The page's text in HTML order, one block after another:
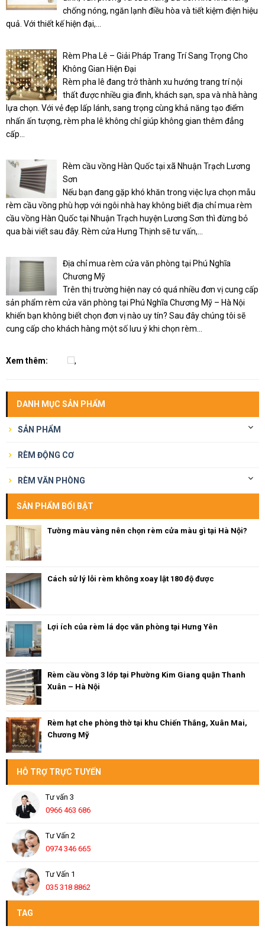
chống nóng, ngăn lạnh điều hòa và tiết kiệm điện hiệu
quả. Với thiết kế hiện đại,...
Rèm Pha Lê – Giải Pháp Trang Trí Sang Trọng Cho
Không Gian Hiện Đại
Rèm pha lê đang trở thành xu hướng trang trí nội
thất được nhiều gia đình, khách sạn, spa và nhà hàng
lựa chọn. Với vẻ đẹp lấp lánh, sang trọng cùng khả năng tạo điểm
nhấn ấn tượng, rèm pha lê không chỉ giúp không gian thêm đẳng
cấp...
Rèm cầu vồng Hàn Quốc tại xã Nhuận Trạch Lương
Sơn
Nếu bạn đang gặp khó khăn trong việc lựa chọn mẫu
rèm cầu vồng phù hợp với ngôi nhà hay không biết địa chỉ mua rèm
cầu vồng Hàn Quốc tại Nhuận Trạch huyện Lương Sơn thì đừng bỏ
qua bài viết sau đây. Rèm cửa Hưng Thịnh sẽ tư vấn,...
Địa chỉ mua rèm cửa văn phòng tại Phú Nghĩa
Chương Mỹ
Trên thị trường hiện nay có quá nhiều đơn vị cung cấp
sản phẩm rèm cửa văn phòng tại Phú Nghĩa Chương Mỹ – Hà Nội
khiến bạn không biết chọn đơn vị nào uy tín? Sau đây chúng tôi sẽ
cung cấp cho khách hàng một số lưu ý khi chọn rèm...
Xem thêm: ,
DANH MỤC SẢN PHẨM
SẢN PHẨM
RÈM ĐỘNG CƠ
RÈM VĂN PHÒNG
SẢN PHẨM BỔI BẬT
Tường màu vàng nên chọn rèm cửa màu gì tại Hà Nội?
Cách sử lý lỗi rèm không xoay lật 180 độ được
Lợi ích của rèm lá dọc văn phòng tại Hưng Yên
Rèm cầu vồng 3 lớp tại Phường Kim Giang quận Thanh
Xuân – Hà Nội
Rèm hạt che phòng thờ tại khu Chiến Thắng, Xuân Mai,
Chương Mỹ
HỖ TRỢ TRỰC TUYẾN
Tư vấn 3
0966 463 686
Tư Vấn 2
0974 346 665
Tư Vấn 1
035 318 8862
TAG